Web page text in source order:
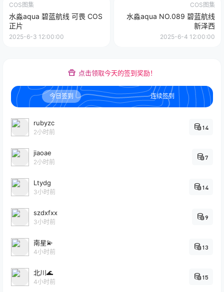
COS图集
水淼aqua 碧蓝航线 可畏 COS
正片
2025-6-3 12:00:00
COS图集
水淼aqua NO.089 碧蓝航线
新泽西
2025-6-4 12:00:00
点击领取今天的签到奖励！
今日签到 连续签到
rubyzc
2小时前
14
jiaoae
2小时前
7
Ltydg
3小时前
14
szdxfxx
3小时前
9
南星💫
4小时前
13
北川🌊
4小时前
15